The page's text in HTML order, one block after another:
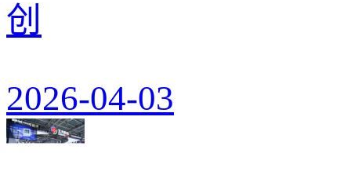
创
2026-04-03